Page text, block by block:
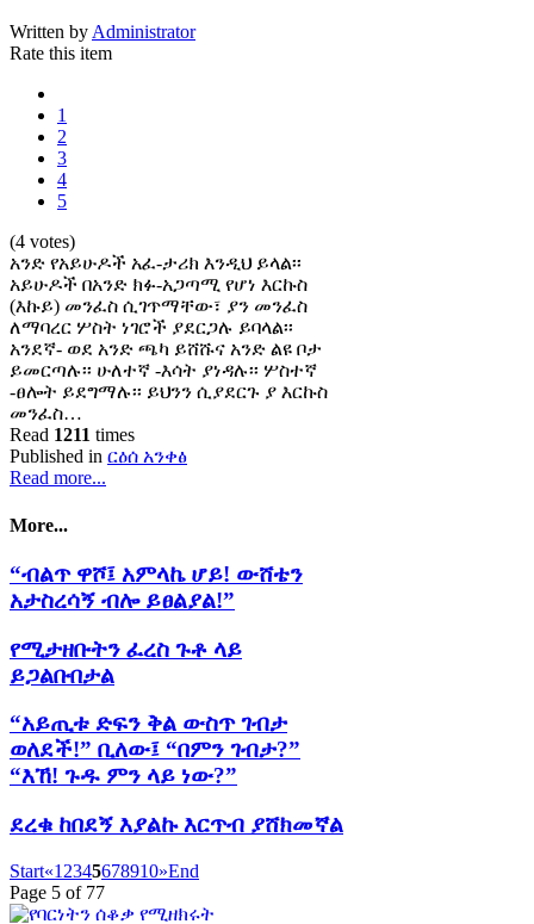
Written byAdministrator
Rate this item
1
2
3
4
5
(4 votes)
አንድ የአይሁዶች አፈ-ታሪክ እንዲህ ይላል፡፡
አይሁዶች በአንድ ክፉ-አጋጣሚ የሆነ እርኩስ
(እኩይ) መንፈስ ሲገጥማቸው፣ ያን መንፈስ
ለማባረር ሦስት ነገሮች ያደርጋሉ ይባላል፡፡
አንደኛ- ወደ አንድ ጫካ ይሸሹና አንድ ልዩ ቦታ
ይመርጣሉ፡፡ ሁለተኛ -እሳት ያነዳሉ፡፡ ሦስተኛ
-ፀሎት ይደግማሉ፡፡ ይህንን ሲያደርጉ ያ እርኩስ
መንፈስ…
Read 1211 times
Published in ርዕሰ አንቀፅ
Read more...
More...
“ብልጥ ዋሾ፤ አምላኬ ሆይ! ውሸቴን
አታስረሳኝ ብሎ ይፀልያል!”
የሚታዘቡትን ፈረስ ጉቶ ላይ
ይጋልቡበታል
“አይጢቱ ድፍን ቅል ውስጥ ገብታ
ወለደች!” ቢለው፤ “በምን ገብታ?”
“እኸ! ጉዱ ምን ላይ ነው?”
ደረቁ ከበደኝ እያልኩ እርጥብ ያሸክመኛል
Start«1 2345678910»End
Page 5 of 77